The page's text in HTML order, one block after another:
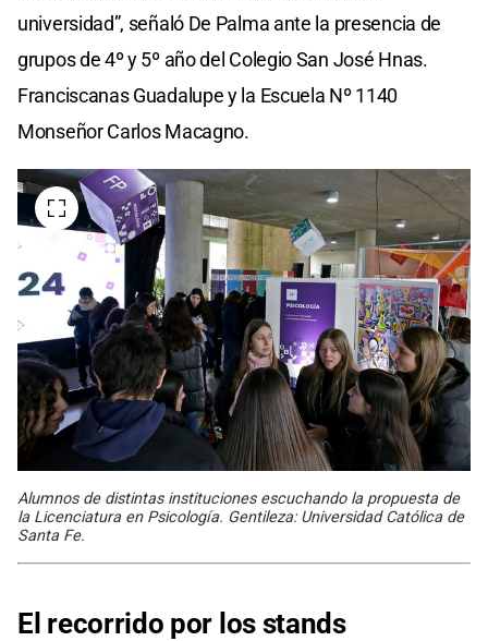
universidad”, señaló De Palma ante la presencia de
grupos de 4º y 5º año del Colegio San José Hnas.
Franciscanas Guadalupe y la Escuela Nº 1140
Monseñor Carlos Macagno.
Alumnos de distintas instituciones escuchando la propuesta de
la Licenciatura en Psicología. Gentileza: Universidad Católica de
Santa Fe.
El recorrido por los stands